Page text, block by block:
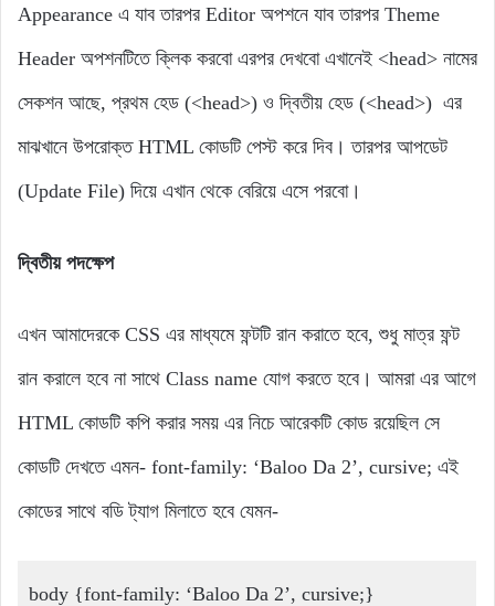
Appearance এ যাব তারপর Editor অপশনে যাব তারপর Theme
Header অপশনটিতে ক্লিক করবো এরপর দেখবো এখানেই <head> নামের
সেকশন আছে, প্রথম হেড (<head>) ও দ্বিতীয় হেড (<head>) এর
মাঝখানে উপরোক্ত HTML কোডটি পেস্ট করে দিব। তারপর আপডেট
(Update File) দিয়ে এখান থেকে বেরিয়ে এসে পরবো।
দ্বিতীয় পদক্ষেপ
এখন আমাদেরকে CSS এর মাধ্যমে ফন্টটি রান করাতে হবে, শুধু মাত্র ফন্ট
রান করালে হবে না সাথে Class name যোগ করতে হবে। আমরা এর আগে
HTML কোডটি কপি করার সময় এর নিচে আরেকটি কোড রয়েছিল সে
কোডটি দেখতে এমন- font-family: ‘Baloo Da 2’, cursive; এই
কোডের সাথে বডি ট্যাগ মিলাতে হবে যেমন-
body {font-family: ‘Baloo Da 2’, cursive;}